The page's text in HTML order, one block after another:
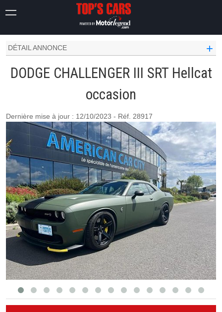
SRT HELLCAT
DÉTAIL ANNONCE
+
DODGE CHALLENGER III SRT Hellcat
occasion
Dernière mise à jour : 12/10/2023 - Réf. 28917